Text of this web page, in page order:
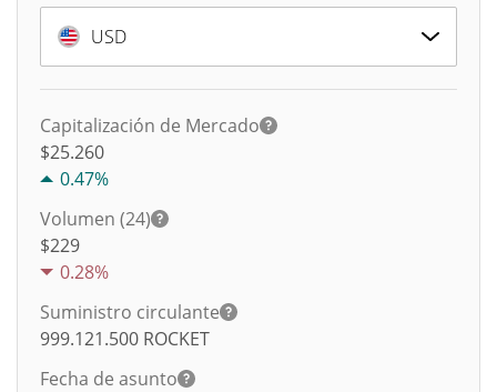
USD
Capitalización de Mercado
$25.260
0.47%
Volumen (24)
$229
0.28%
Suministro circulante
999.121.500 ROCKET
Fecha de asunto